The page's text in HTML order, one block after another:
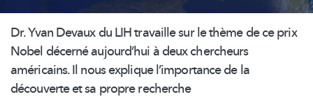
Dr. Yvan Devaux du LIH travaille sur le thème de ce prix
Nobel décerné aujourd’hui à deux chercheurs
américains. Il nous expliquel’importancede la
découverte et sa propre recherche